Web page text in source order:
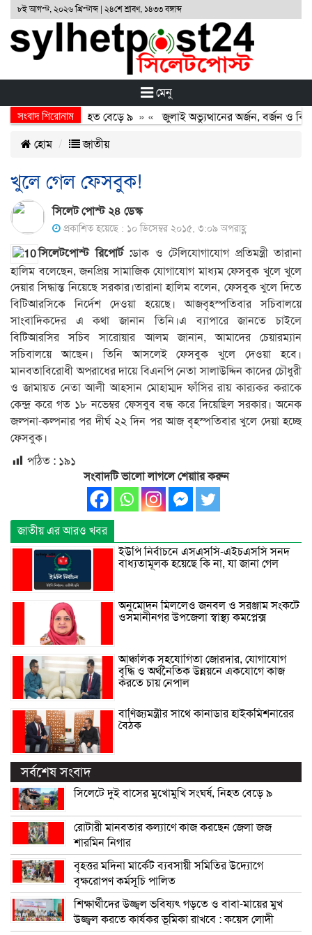
৮ই আগস্ট, ২০২৬ খ্রিস্টাব্দ | ২৪শে শ্রাবণ, ১৪৩৩ বঙ্গাব্দ
মেনু
সংবাদ শিরোনাম
মুখোমুখি সংঘর্ষ, নিহত বেড়ে ৯» « জুলাই অভ্যুত্থানের অর্জন, বর্জন ও
হোম
জাতীয়
খুলে গেল ফেসবুক!
সিলেট পোস্ট ২৪ ডেস্ক
প্রকাশিত হয়েছে : ১০ ডিসেম্বর ২০১৫, ৩:০৯ অপরাহ্ণ
সিলেটপোস্ট রিপোর্ট :ডাক ও টেলিযোগাযোগ প্রতিমন্ত্রী তারানা
হালিম বলেছেন, জনপ্রিয় সামাজিক যোগাযোগ মাধ্যম ফেসবুক খুলে খুলে
দেয়ার সিদ্ধান্ত নিয়েছে সরকার।তারানা হালিম বলেন, ফেসবুক খুলে দিতে
বিটিআরসিকে নির্দেশ দেওয়া হয়েছে। আজবৃহস্পতিবার সচিবালয়ে
সাংবাদিকদের এ কথা জানান তিনি।এ ব্যাপারে জানতে চাইলে
বিটিআরসির সচিব সারোয়ার আলম জানান, আমাদের চেয়ারম্যান
সচিবালয়ে আছেন। তিনি আসলেই ফেসবুক খুলে দেওয়া হবে।
মানবতাবিরোধী অপরাধের দায়ে বিএনপি নেতা সালাউদ্দিন কাদের চৌধুরী
ও জামায়ত নেতা আলী আহসান মোহাম্মদ ফাঁসির রায় কার‌্যকর করাকে
কেন্দ্র করে গত ১৮ নভেম্বর ফেসবুব বন্ধ করে দিয়েছিল সরকার। অনেক
জল্পনা-কল্পনার পর দীর্ঘ ২২ দিন পর আজ বৃহস্পতিবার খুলে দেয়া হচ্ছে
ফেসবুক।
পঠিত : ১৯১
সংবাদটি ভালো লাগলে শেয়াার করুন
জাতীয় এর আরও খবর
ইউপি নির্বাচনে এসএসসি-এইচএসসি সনদ
বাধ্যতামূলক হয়েছে কি না, যা জানা গেল
অনুমোদন মিললেও জনবল ও সরঞ্জাম সংকটে
ওসমানীনগর উপজেলা স্বাস্থ্য কমপ্লেক্স
আঞ্চলিক সহযোগিতা জোরদার, যোগাযোগ
বৃদ্ধি ও অর্থনৈতিক উন্নয়নে একযোগে কাজ
করতে চায় নেপাল
বাণিজ্যমন্ত্রীর সাথে কানাডার হাইকমিশনারের
বৈঠক
সর্বশেষ সংবাদ
সিলেটে দুই বাসের মুখোমুখি সংঘর্ষ, নিহত বেড়ে ৯
রোটারী মানবতার কল্যাণে কাজ করছেন জেলা জজ
শারমিন নিগার
বৃহত্তর মদিনা মার্কেট ব্যবসায়ী সমিতির উদ্যোগে
বৃক্ষরোপণ কর্মসূচি পালিত
শিক্ষার্থীদের উজ্জ্বল ভবিষ্যৎ গড়তে ও বাবা-মায়ের মুখ
উজ্জ্বল করতে কার্যকর ভূমিকা রাখবে : কয়েস লোদী